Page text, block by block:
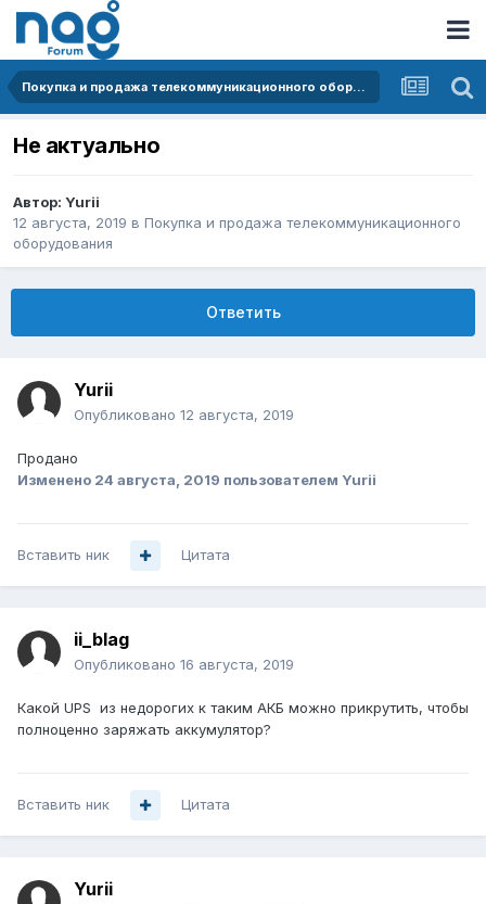
Покупка и продажа телекоммуникационного оборудования
Не актуально
Автор: Yurii
12 августа, 2019 в Покупка и продажа телекоммуникационного
оборудования
Ответить
Yurii
Опубликовано 12 августа, 2019
Продано
Изменено 24 августа, 2019 пользователем Yurii
Вставить ник Цитата
ii_blag
Опубликовано 16 августа, 2019
Какой UPS из недорогих к таким АКБ можно прикрутить, чтобы
полноценно заряжать аккумулятор?
Вставить ник Цитата
Yurii